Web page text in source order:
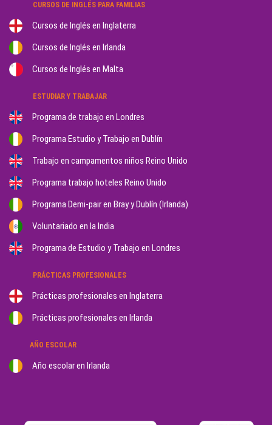
CURSOS DE INGLÉS PARA FAMILIAS
Cursos de Inglés en Inglaterra
Cursos de Inglés en Irlanda
Cursos de Inglés en Malta
ESTUDIAR Y TRABAJAR
Programa de trabajo en Londres
Programa Estudio y Trabajo en Dublín
Trabajo en campamentos niños Reino Unido
Programa trabajo hoteles Reino Unido
Programa Demi-pair en Bray y Dublín (Irlanda)
Voluntariado en la India
Programa de Estudio y Trabajo en Londres
PRÁCTICAS PROFESIONALES
Prácticas profesionales en Inglaterra
Prácticas profesionales en Irlanda
AÑO ESCOLAR
Año escolar en Irlanda